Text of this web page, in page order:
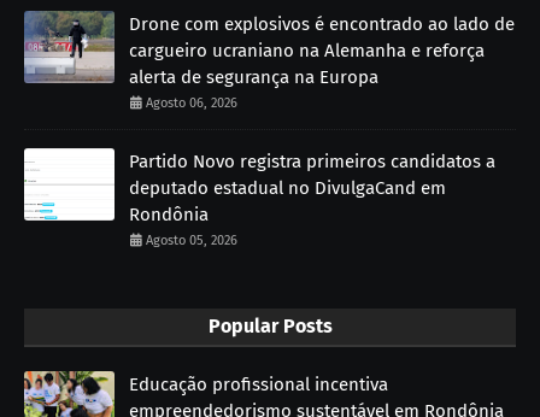
Drone com explosivos é encontrado ao lado de
cargueiro ucraniano na Alemanha e reforça
alerta de segurança na Europa
Agosto 06, 2026
Partido Novo registra primeiros candidatos a
deputado estadual no DivulgaCand em
Rondônia
Agosto 05, 2026
Popular Posts
Educação profissional incentiva
empreendedorismo sustentável em Rondônia